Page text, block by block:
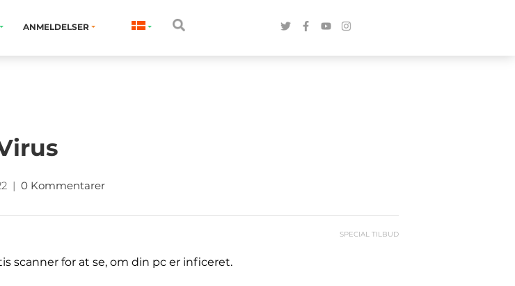
ANMELDELSER
| 0 Kommentarer
SPECIAL TILBUD
scanner for at se, om din pc er inficeret.